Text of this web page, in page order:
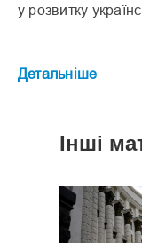
у розвитку
Детальніше
Інші